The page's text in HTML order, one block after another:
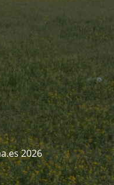
2026